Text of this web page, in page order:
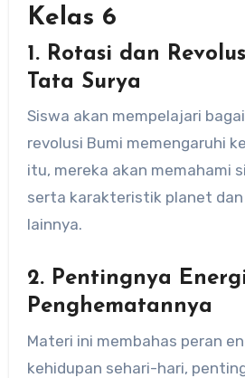
Kelas 6
1. Rotasi dan
Tata Surya
Siswa akan mempelajari
revolusi Bumi memengaruhi
itu, mereka akan memahami
serta karakteristik planet
lainnya.
2. Pentingnya
Penghematannya
Materi ini membahas peran
kehidupan sehari-hari,